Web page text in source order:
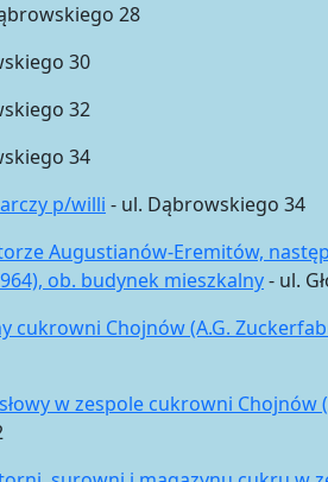
28
30
32
34
p/willi - ul. Dąbrowskiego 34
Augustianów-Eremitów,
ob. budynek mieszkalny- ul.
cukrowni Chojnów (A.G.
w zespole cukrowni